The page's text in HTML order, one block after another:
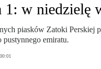
1: w niedzielę
piasków Zatoki Perskiej
pustynnego emiratu.